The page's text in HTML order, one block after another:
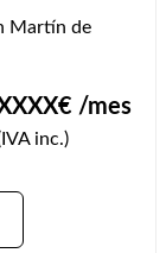
Martín de
€ /mes
inc.)